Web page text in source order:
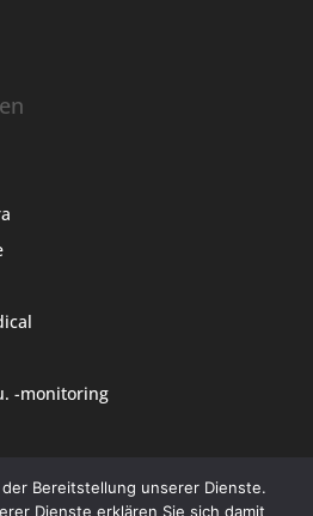
-monitoring
Bereitstellung unserer Dienste.
Dienste erklären Sie sich damit